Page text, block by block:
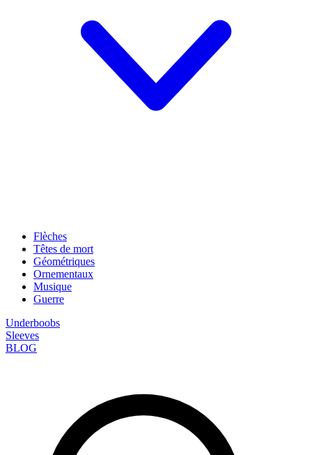
Flèches
Têtes de mort
Géométriques
Ornementaux
Musique
Guerre
Underboobs
Sleeves
BLOG